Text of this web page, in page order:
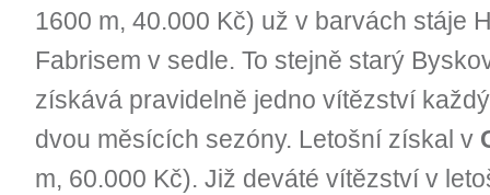
1600 m, 40.000 Kč) už v barvách stáje
Fabrisem v sedle. To stejně starý
získává pravidelně jedno vítězství
dvou měsících sezóny. Letošní získal v
m, 60.000 Kč). Již deváté vítězství v